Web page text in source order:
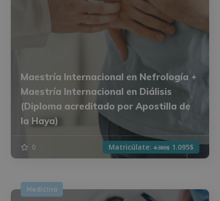
Maestría Internacional en Nefrología +
Maestría Internacional en Diálisis
(Diploma acreditado por Apostilla de
la Haya)
0 Matricúlate: 4.380$ 1.095$
Medicina